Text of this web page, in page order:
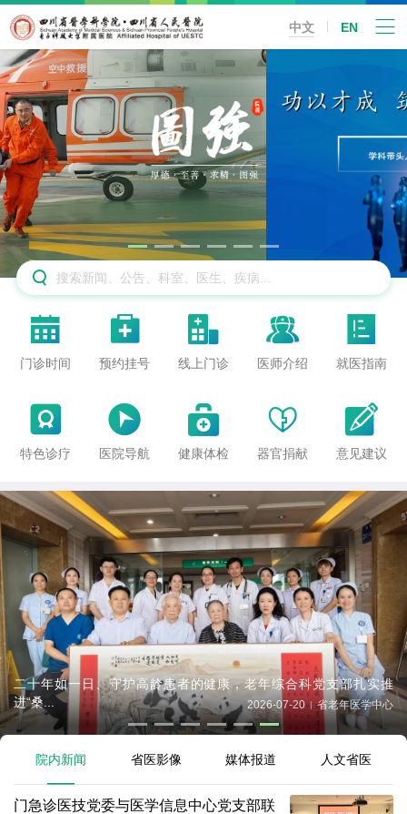
中文 EN


门诊时间

预约挂号

线上门诊

医师介绍

就医指南

特色诊疗

医院导航

健康体检

器官捐献

意见建议
二十年如一日、守护高龄患者的健康，老年综合科党支部扎实推
进“桑...
2026-07-20 | 省老年医学中心
院内新闻 省医影像 媒体报道 人文省医
门急诊医技党委与医学信息中心党支部联